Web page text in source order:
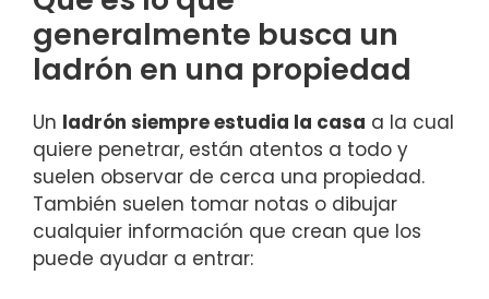
generalmente busca un
ladrón en una propiedad
Un ladrón siempre estudia la casa a la cual
quiere penetrar, están atentos a todo y
suelen observar de cerca una propiedad.
También suelen tomar notas o dibujar
cualquier información que crean que los
puede ayudar a entrar: